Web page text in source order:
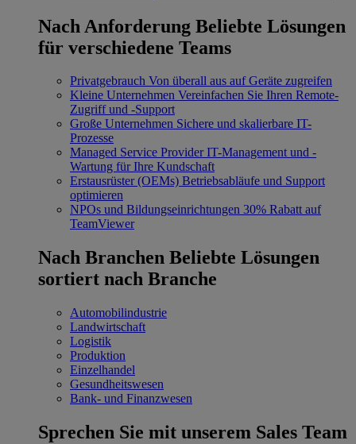
Nach Anforderung Beliebte Lösungen
für verschiedene Teams
Privatgebrauch Von überall aus auf Geräte zugreifen
Kleine Unternehmen Vereinfachen Sie Ihren Remote-
Zugriff und -Support
Große Unternehmen Sichere und skalierbare IT-
Prozesse
Managed Service Provider IT-Management und -
Wartung für Ihre Kundschaft
Erstausrüster (OEMs) Betriebsabläufe und Support
optimieren
NPOs und Bildungseinrichtungen 30% Rabatt auf
TeamViewer
Nach Branchen Beliebte Lösungen
sortiert nach Branche
Automobilindustrie
Landwirtschaft
Logistik
Produktion
Einzelhandel
Gesundheitswesen
Bank- und Finanzwesen
Sprechen Sie mit unserem Sales Team